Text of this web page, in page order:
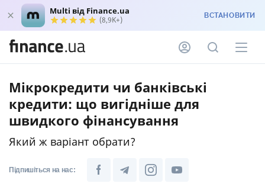
Multi від Finance.ua
(8,9K+) ВСТАНОВИТИ
Мікрокредити чи банківські
кредити: що вигідніше для
швидкого фінансування
Який ж варіант обрати?
Підпишіться на нас: